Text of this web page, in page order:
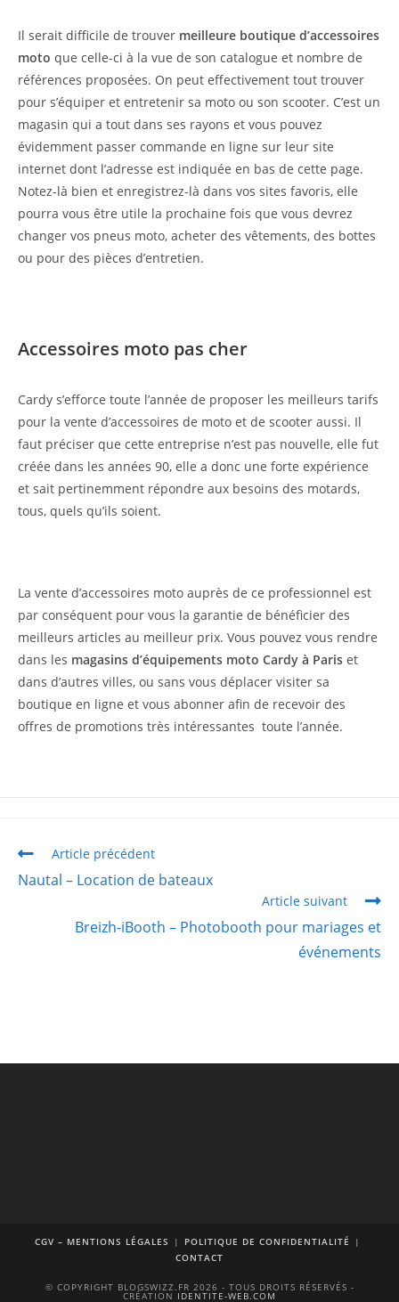
Il serait difficile de trouver meilleure boutique d’accessoires
moto que celle-ci à la vue de son catalogue et nombre de
références proposées. On peut effectivement tout trouver
pour s’équiper et entretenir sa moto ou son scooter. C’est un
magasin qui a tout dans ses rayons et vous pouvez
évidemment passer commande en ligne sur leur site
internet dont l’adresse est indiquée en bas de cette page.
Notez-là bien et enregistrez-là dans vos sites favoris, elle
pourra vous être utile la prochaine fois que vous devrez
changer vos pneus moto, acheter des vêtements, des bottes
ou pour des pièces d’entretien.
Accessoires moto pas cher
Cardy s’efforce toute l’année de proposer les meilleurs tarifs
pour la vente d’accessoires de moto et de scooter aussi. Il
faut préciser que cette entreprise n’est pas nouvelle, elle fut
créée dans les années 90, elle a donc une forte expérience
et sait pertinemment répondre aux besoins des motards,
tous, quels qu’ils soient.
La vente d’accessoires moto auprès de ce professionnel est
par conséquent pour vous la garantie de bénéficier des
meilleurs articles au meilleur prix. Vous pouvez vous rendre
dans les magasins d’équipements moto Cardy à Paris et
dans d’autres villes, ou sans vous déplacer visiter sa
boutique en ligne et vous abonner afin de recevoir des
offres de promotions très intéressantes toute l’année.
Article précédent
Nautal – Location de bateaux
Article suivant
Breizh-iBooth – Photobooth pour mariages et
événements
CGV – MENTIONS LÉGALES
POLITIQUE DE CONFIDENTIALITÉ
CONTACT
© COPYRIGHT BLOGSWIZZ.FR 2026 - TOUS DROITS RÉSERVÉS -
CRÉATION IDENTITE-WEB.COM